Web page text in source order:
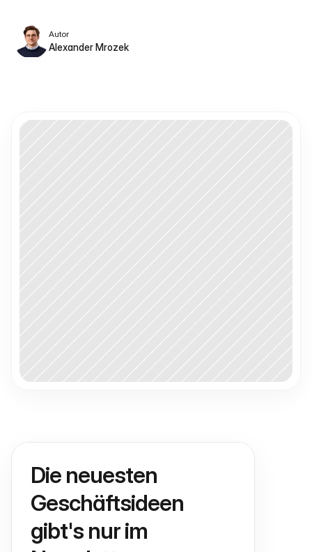
Autor
Alexander Mrozek
Die neuesten
Geschäftsideen
gibt's nur im